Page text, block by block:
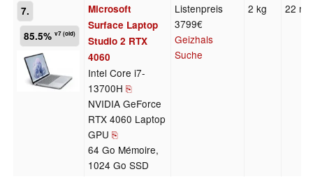
7.
85.5%v7 (old)
Microsoft
Surface Laptop
Studio 2 RTX
4060
Intel Core i7-
13700H ⎘
NVIDIA GeForce
RTX 4060 Laptop
GPU ⎘
64 Go Mémoire,
1024 Go SSD
Listenpreis
3799€
Geizhals
Suche
2 kg 22